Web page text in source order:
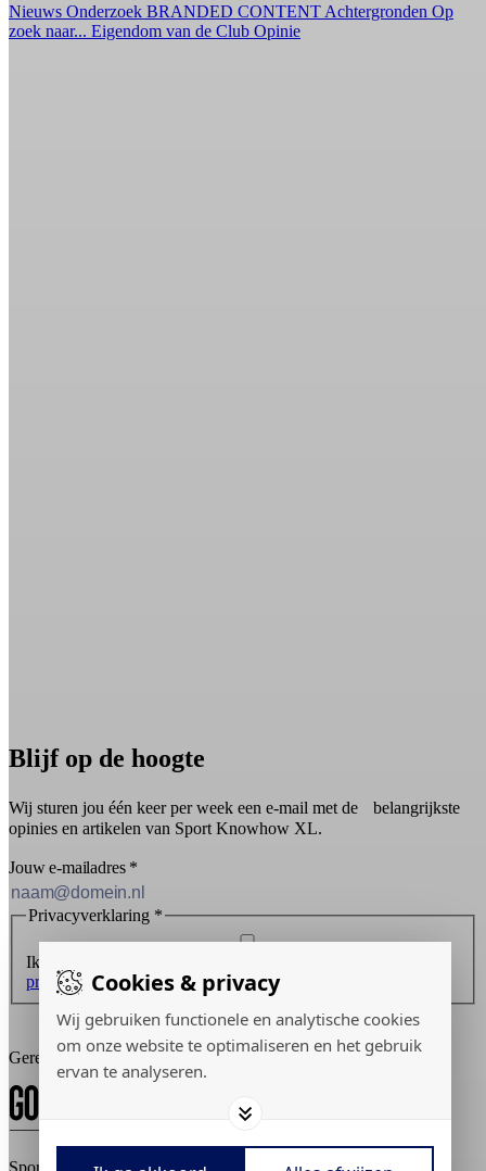
Cookies & privacy
Wij gebruiken functionele en analytische cookies
om onze website te optimaliseren en het gebruik
ervan te analyseren.
Nieuws Onderzoek BRANDED CONTENT Achtergronden Op
zoek naar... Eigendom van de Club Opinie
Blijf op de hoogte
Wij sturen jou één keer per week een e-mail met de belangrijkste
opinies en artikelen van Sport Knowhow XL.
Jouw e-mailadres *
Privacyverklaring *
Ik ontvang graag de nieuwsbrief en ga akkoord met de
privacyverklaring.
Inschrijven
Gerealiseerd door: